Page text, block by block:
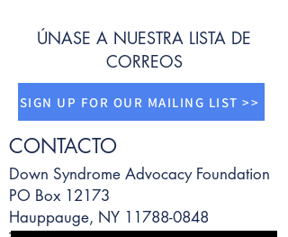
ÚNASE A NUESTRA LISTA DE
CORREOS
SIGN UP FOR OUR MAILING LIST >>
CONTACTO
Down Syndrome Advocacy Foundation
PO Box 12173
Hauppauge, NY 11788-0848